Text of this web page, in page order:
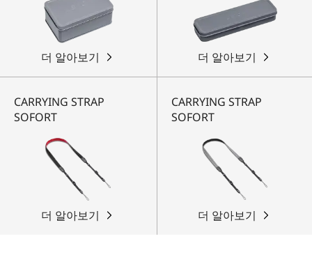
더 알아보기 더 알아보기
CARRYING STRAP
SOFORT
더 알아보기
CARRYING STRAP
SOFORT
더 알아보기